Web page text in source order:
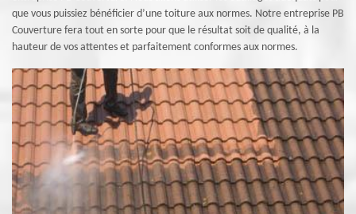
que vous puissiez bénéficier d’une toiture aux normes. Notre entreprise PB
Couverture fera tout en sorte pour que le résultat soit de qualité, à la
hauteur de vos attentes et parfaitement conformes aux normes.